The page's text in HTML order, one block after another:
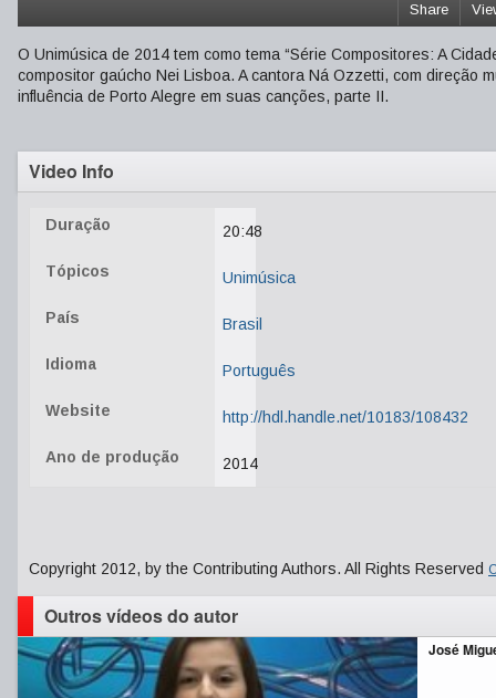
Share
O Unimúsica de 2014 tem como tema “Série Compositores: A
compositor gaúcho Nei Lisboa. A cantora Ná Ozzetti, com direção
influência de Porto Alegre em suas canções, parte II.
Video Info
Duração 20:48
Tópicos Unimúsica
País Brasil
Idioma Português
Website http://hdl.handle.net/10183/108432
Ano de produção 2014
Copyright 2012, by the Contributing Authors. All Rights Reserved
Outros vídeos do autor
José